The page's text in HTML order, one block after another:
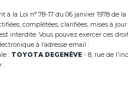
à la Loi n° 78-17 du 06 janvier 1978
complétées, clarifiées, mises à
interdite. Vous pouvez exercer ces
à l’adresse email :
: TOYOTA DEGENÈVE - 8, rue de
: